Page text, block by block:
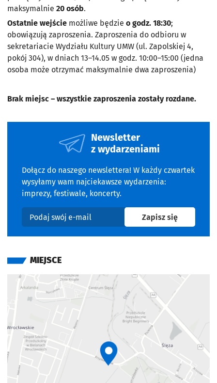
maksymalnie 20 osób.
Ostatnie wejście możliwe będzie o godz. 18:30;
obowiązują zaproszenia. Zaproszenia do odbioru w
sekretariacie Wydziału Kultury UMW (ul. Zapolskiej 4,
pokój 304), w dniach 13–14.05 w godz. 10:00–15:00 (jedna
osoba może otrzymać maksymalnie dwa zaproszenia)
Brak miejsc – wszystkie zaproszenia zostały rozdane.
Newsletter
z wydarzeniami
Dołącz do naszego newslettera! W każdy czwartek
wysyłamy wam najciekawsze wydarzenia:
imprezy, festiwale, koncerty.
Podaj swój e-mail
Zapisz sięna
MIEJSCE